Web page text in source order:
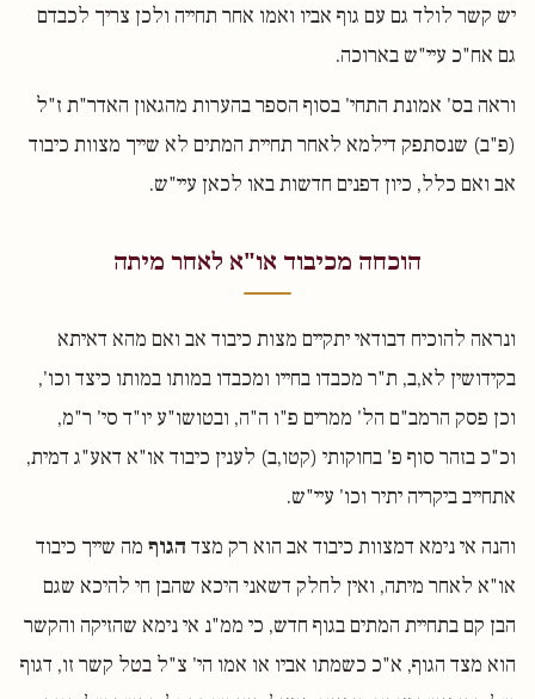
יש קשר לולד גם עם גוף אביו ואמו אחר תחייה ולכן צריך לכבדם
גם אח"כ עיי"ש בארוכה.
וראה בס' אמונת התחי' בסוף הספר בהערות מהגאון האדר"ת ז"ל
(פ"ב) שנסתפק דילמא לאחר תחיית המתים לא שייך מצוות כיבוד
אב ואם כלל, כיון דפנים חדשות באו לכאן עיי"ש.
הוכחה מכיבוד או"א לאחר מיתה
ונראה להוכיח דבודאי יתקיים מצות כיבוד אב ואם מהא דאיתא
בקידושין לא,ב, ת"ר מכבדו בחייו ומכבדו במותו במותו כיצד וכו',
וכן פסק הרמב"ם הל' ממרים פ"ו ה"ה, ובטושו"ע יו"ד סי' ר"מ,
וכ"כ בזהר סוף פ' בחוקותי (קטו,ב) לענין כיבוד או"א דאע"ג דמית,
אתחייב ביקריה יתיר וכו' עיי"ש.
והנה אי נימא דמצוות כיבוד אב הוא רק מצד הגוף מה שייך כיבוד
או"א לאחר מיתה, ואין לחלק דשאני היכא שהבן חי להיכא שגם
הבן קם בתחיית המתים בגוף חדש, כי ממ"נ אי נימא שהזיקה והקשר
הוא מצד הגוף, א"כ כשמתו אביו או אמו הי' צ"ל בטל קשר זו, דגוף